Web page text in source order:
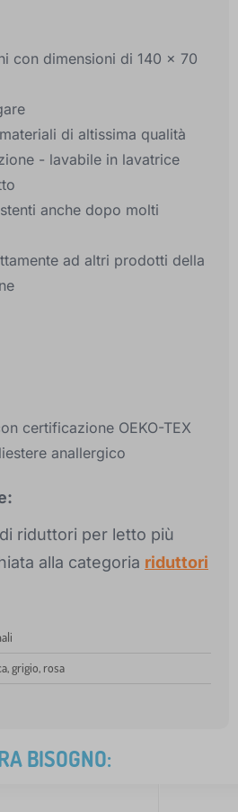
con dimensioni di 140 x 70
di altissima qualità
- lavabile in lavatrice
anche dopo molti
ad altri prodotti della
certificazione OEKO-TEX
anallergico
riduttori per letto più
alla categoria riduttori
grigio, rosa
BISOGNO: